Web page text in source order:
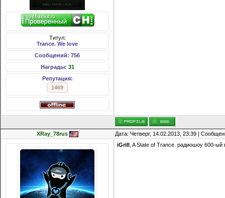
Титул:
Trance. We love
Сообщений: 756
Награды: 31
Репутация:
1469
XRay_78rus Дата: Четверг, 14.02.2013, 23:39 |
iGrill , A State of Trance. радиошоу 600-ый